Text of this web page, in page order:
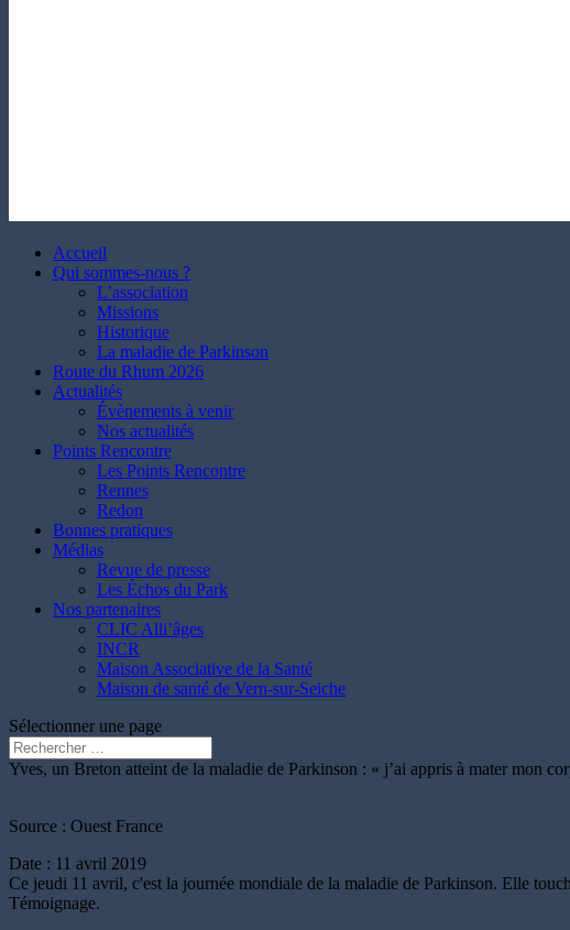
Accueil
Qui sommes-nous ?
L’association
Missions
Historique
La maladie de Parkinson
Route du Rhum 2026
Actualités
Évènements à venir
Nos actualités
Points Rencontre
Les Points Rencontre
Rennes
Redon
Bonnes pratiques
Médias
Revue de presse
Les Échos du Park
Nos partenaires
CLIC Alli’âges
INCR
Maison Associative de la Santé
Maison de santé de Vern-sur-Seiche
Sélectionner une page
Yves, un Breton atteint de la maladie de Parkinson : « j’ai appris à mater mon
Source : Ouest France
Date : 11 avril 2019
Ce jeudi 11 avril, c'est la journée mondiale de la maladie de Parkinson. Elle
Témoignage.